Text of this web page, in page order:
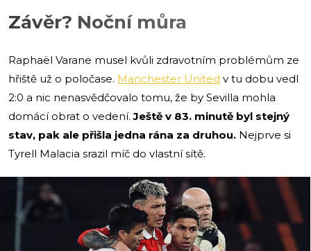
Závěr? Noční můra
Raphaël Varane musel kvůli zdravotním problémům ze
hřiště už o poločase. Manchester United v tu dobu vedl
2:0 a nic nenasvědčovalo tomu, že by Sevilla mohla
domácí obrat o vedení.Ještě v 83. minutě byl stejný
stav, pak ale přišla jedna rána za druhou. Nejprve si
Tyrell Malacia srazil míč do vlastní sítě.